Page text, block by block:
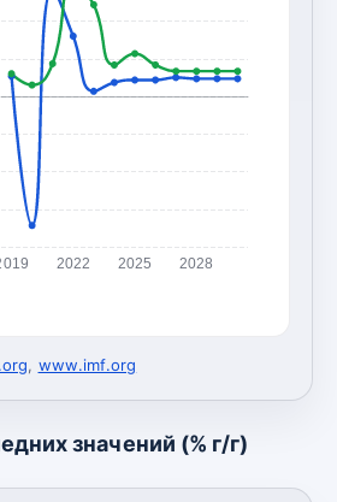
2022 2025 2028
, www.imf.org
значений (% г/г)